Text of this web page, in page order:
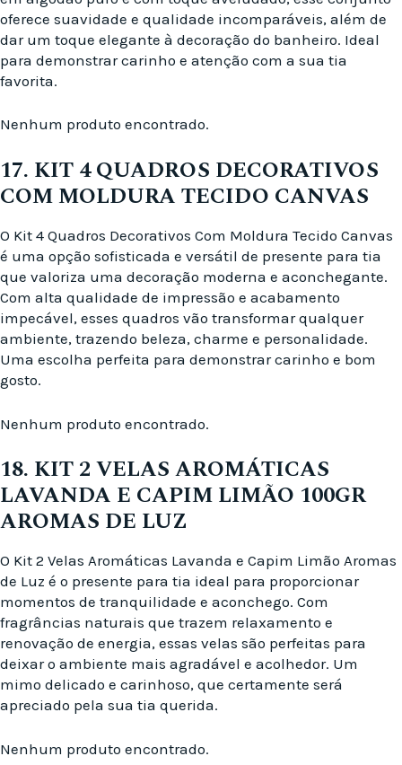
oferece suavidade e qualidade incomparáveis, além de
dar um toque elegante à decoração do banheiro. Ideal
para demonstrar carinho e atenção com a sua tia
favorita.
Nenhum produto encontrado.
17. KIT 4 QUADROS DECORATIVOS
COM MOLDURA TECIDO CANVAS
O Kit 4 Quadros Decorativos Com Moldura Tecido Canvas
é uma opção sofisticada e versátil de presente para tia
que valoriza uma decoração moderna e aconchegante.
Com alta qualidade de impressão e acabamento
impecável, esses quadros vão transformar qualquer
ambiente, trazendo beleza, charme e personalidade.
Uma escolha perfeita para demonstrar carinho e bom
gosto.
Nenhum produto encontrado.
18. KIT 2 VELAS AROMÁTICAS
LAVANDA E CAPIM LIMÃO 100GR
AROMAS DE LUZ
O Kit 2 Velas Aromáticas Lavanda e Capim Limão Aromas
de Luz é o presente para tia ideal para proporcionar
momentos de tranquilidade e aconchego. Com
fragrâncias naturais que trazem relaxamento e
renovação de energia, essas velas são perfeitas para
deixar o ambiente mais agradável e acolhedor. Um
mimo delicado e carinhoso, que certamente será
apreciado pela sua tia querida.
Nenhum produto encontrado.